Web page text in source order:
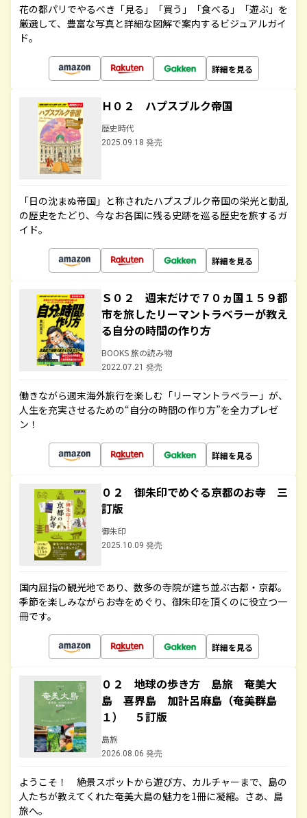
花の都パリでやるべき「見る」「買う」「食べる」「遊ぶ」を
厳選して、豊富な写真と詳細な図解で案内するビジュアルガイ
ド。
詳細を見る
Ｈ０２ ハプスブルク帝国
歴史時代
2025.09.18 発売
「日の沈まぬ帝国」と称されたハプスブルク帝国の栄光と動乱
の歴史をたどり、今なお各国に残る史跡を巡る歴史を旅するガ
イド。
詳細を見る
Ｓ０２ 週末だけで７０ヵ国１５９都
市を旅したリーマントラベラーが教え
る自分の時間の作り方
BOOKS 旅の読み物
2022.07.21 発売
働きながら週末海外旅行を楽しむ「リーマントラベラー」が、
人生を充実させるための“自分の時間の作り方”を全力プレゼ
ン！
詳細を見る
０２ 御朱印でめぐる京都のお寺 三
訂版
御朱印
2025.10.09 発売
国内屈指の観光地であり、数多の寺院が建ち並ぶ古都・京都。
季節を楽しみながらお寺をめぐり、御朱印を頂くのに役立つ一
冊です。
詳細を見る
０２ 地球の歩き方 島旅 奄美大
島 喜界島 加計呂麻島（奄美群島
１） ５訂版
島旅
2026.08.06 発売
ようこそ！ 絶景スポットから遊び方、カルチャーまで、島の
人たちが教えてくれた奄美大島の魅力を1冊に凝縮。さあ、島
旅へ。